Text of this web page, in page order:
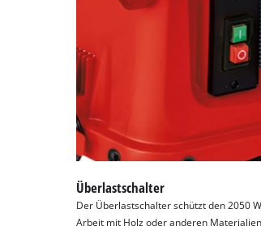
Überlastschalter
Der Überlastschalter schützt den 2050
Arbeit mit Holz oder anderen